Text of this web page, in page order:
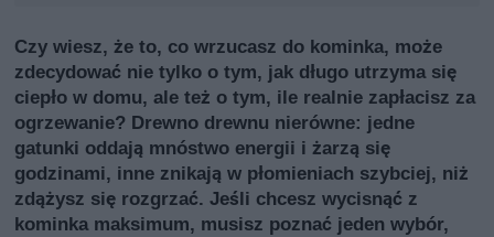
Czy wiesz, że to, co wrzucasz do kominka, może
zdecydować nie tylko o tym, jak długo utrzyma się
ciepło w domu, ale też o tym, ile realnie zapłacisz za
ogrzewanie? Drewno drewnu nierówne: jedne
gatunki oddają mnóstwo energii i żarzą się
godzinami, inne znikają w płomieniach szybciej, niż
zdążysz się rozgrzać. Jeśli chcesz wycisnąć z
kominka maksimum, musisz poznać jeden wybór,